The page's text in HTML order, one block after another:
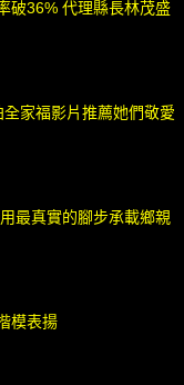
破36% 代理縣長林茂盛
家福影片推薦她們敬愛
最真實的腳步承載鄉親
模表揚